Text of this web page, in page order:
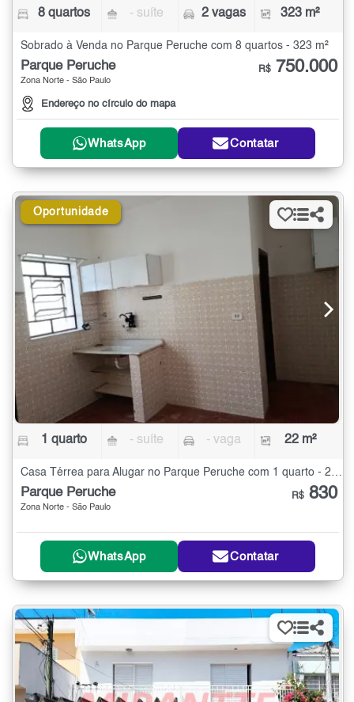
8 quartos - suíte 2 vagas 323 m²
Sobrado à Venda no Parque Peruche com 8 quartos - 323 m²
Parque Peruche
Zona Norte - São Paulo
Endereço no círculo do mapa
R$ 750.000
WhatsApp Contatar
Oportunidade
1 quarto - suíte - vaga 22 m²
Casa Térrea para Alugar no Parque Peruche com 1 quarto - 22 m²
Parque Peruche
Zona Norte - São Paulo
R$ 830
WhatsApp Contatar